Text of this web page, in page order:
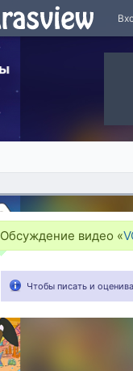
Обсуждение видео «
Чтобы писать и